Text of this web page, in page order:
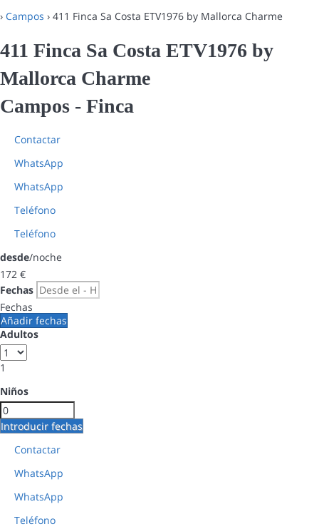
› Campos › 411 Finca Sa Costa ETV1976 by Mallorca Charme
411 Finca Sa Costa ETV1976 by
Mallorca Charme
Campos - Finca
Contactar
WhatsApp
WhatsApp
Teléfono
Teléfono
desde/noche
172 €
Fechas
Fechas
Añadir fechas
Adultos
1
Niños
Introducir fechas
Contactar
WhatsApp
WhatsApp
Teléfono